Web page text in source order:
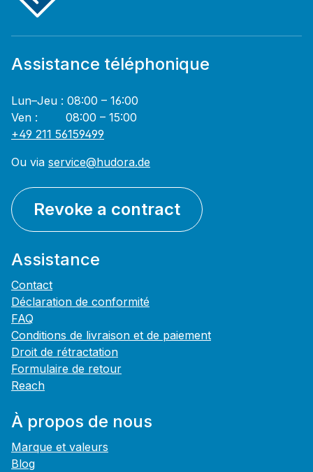
Assistance téléphonique
Lun–Jeu : 08:00 – 16:00
Ven : 08:00 – 15:00
+49 211 56159499
Ou via service@hudora.de
Revoke a contract
Assistance
Contact
Déclaration de conformité
FAQ
Conditions de livraison et de paiement
Droit de rétractation
Formulaire de retour
Reach
À propos de nous
Marque et valeurs
Blog